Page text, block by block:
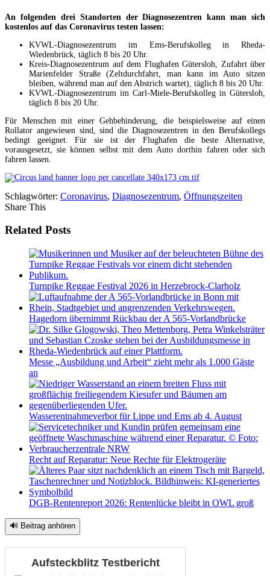
An folgenden drei Standorten der Diagnosezentren kann man sich
kostenlos auf das Coronavirus testen lassen:
KVWL-Diagnosezentrum im Ems-Berufskolleg in Rheda-
Wiedenbrück, täglich 8 bis 20 Uhr.
Kreis-Diagnosezentrum auf dem Flughafen Gütersloh, Zufahrt über
Marienfelder Straße (Zeltdurchfahrt, man kann im Auto sitzen
bleiben, während man auf den Abstrich wartet), täglich 8 bis 20 Uhr.
KVWL-Diagnosezentrum im Carl-Miele-Berufskolleg in Gütersloh,
täglich 8 bis 20 Uhr.
Für Menschen mit einer Gehbehinderung, die beispielsweise auf einen
Rollator angewiesen sind, sind die Diagnosezentren in den Berufskollegs
bedingt geeignet. Für sie ist der Flughafen die beste Alternative,
vorausgesetzt, sie können selbst mit dem Auto dorthin fahren oder sich
fahren lassen.
Schlagwörter: Coronavirus, Diagnosezentrum, Öffnungszeiten
Share This
Related Posts
Turnpike Reggae Festival 2026 in Herzebrock-Clarholz
Hagedorn übernimmt Rückbau der A 565-Vorlandbrücke
Messe „Ausbildung und Arbeit“ zieht mehr als 1.000 Gäste
an
Wasserentnahmeverbot für Lippe und Ems ab 4. August
Recht auf Reparatur: Neue Rechte für Elektrogeräte
DGB-Rentenreport 2026: Rentenlücke bleibt in OWL groß
🔊 Beitrag anhören
Aufsteckblitz Testbericht